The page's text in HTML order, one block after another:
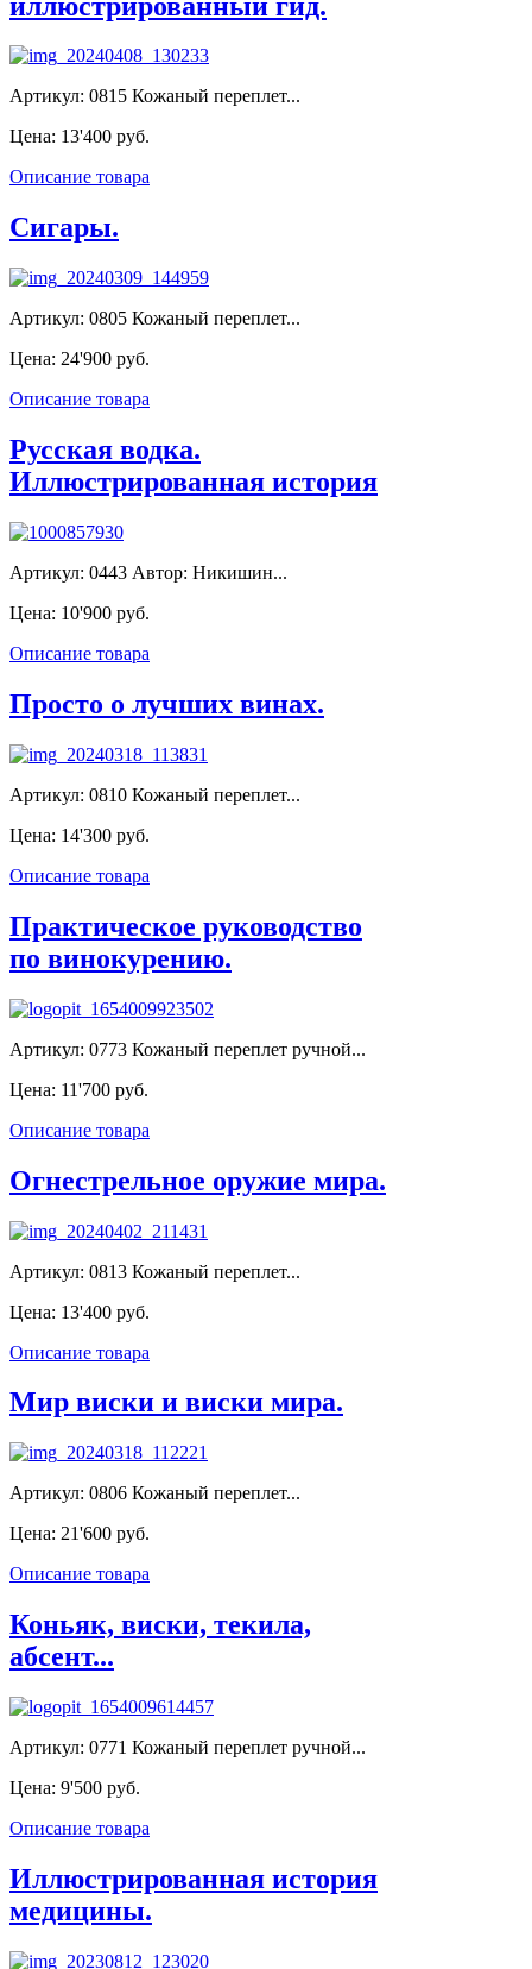
Артикул: 0815 Кожаный переплет...
Цена: 13'400 руб.
Описание товара
Сигары.
Артикул: 0805 Кожаный переплет...
Цена: 24'900 руб.
Описание товара
Русская водка.
Иллюстрированная история
Артикул: 0443 Автор: Никишин...
Цена: 10'900 руб.
Описание товара
Просто о лучших винах.
Артикул: 0810 Кожаный переплет...
Цена: 14'300 руб.
Описание товара
Практическое руководство
по винокурению.
Артикул: 0773 Кожаный переплет ручной...
Цена: 11'700 руб.
Описание товара
Огнестрельное оружие мира.
Артикул: 0813 Кожаный переплет...
Цена: 13'400 руб.
Описание товара
Мир виски и виски мира.
Артикул: 0806 Кожаный переплет...
Цена: 21'600 руб.
Описание товара
Коньяк, виски, текила,
абсент...
Артикул: 0771 Кожаный переплет ручной...
Цена: 9'500 руб.
Описание товара
Иллюстрированная история
медицины.